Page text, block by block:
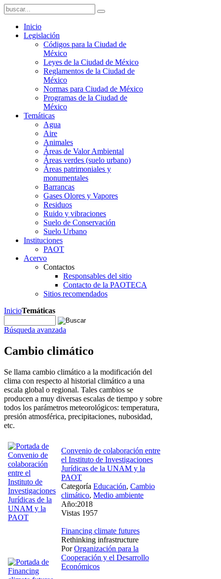
Inicio
Legislación
Códigos para la Ciudad de
México
Leyes de la Ciudad de México
Reglamentos de la Ciudad de
México
Normas para Ciudad de México
Programas de la Ciudad de
México
Temáticas
Agua
Aire
Animales
Áreas de Valor Ambiental
Áreas verdes (suelo urbano)
Áreas patrimoniales y
monumentales
Barrancas
Gases Olores y Vapores
Residuos
Ruido y vibraciones
Suelo de Conservación
Suelo Urbano
Instituciones
PAOT
Acervo
Contactos
Responsables del sitio
Contacto de la PAOTECA
Sitios recomendados
InicioTemáticas
Búsqueda avanzada
Cambio climático
Se llama cambio climático a la modificación del
clima con respecto al historial climático a una
escala global o regional. Tales cambios se
producen a muy diversas escalas de tiempo y sobre
todos los parámetros meteorológicos: temperatura,
presión atmosférica, precipitaciones, nubosidad,
etc.
Convenio de colaboración entre
el Instituto de Investigaciones
Jurídicas de la UNAM y la
PAOT
Categoría Educación, Cambio
climático, Medio ambiente
Año:2018
Vistas 1957
Financing climate futures
Rethinking infrastructure
PorOrganización para la
Cooperación y el Desarrollo
Económicos